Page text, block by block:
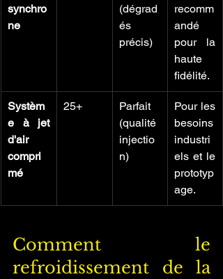
synchro
ne
(dégrad
és
précis)
recomm
andé
pour la
haute
fidélité.
Systèm
e à jet
d'air
compri
mé
25+
Parfait
(qualité
injectio
n)
Pour les
besoins
industri
els et le
prototyp
age.
Comment le
refroidissement de la